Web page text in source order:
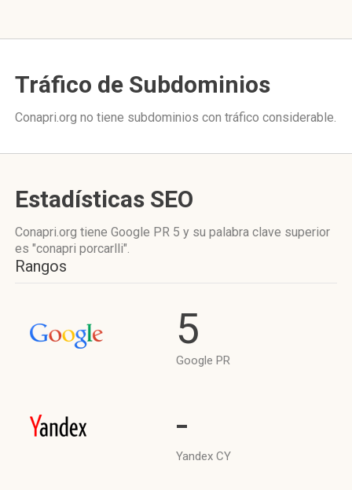
Tráfico de Subdominios
Conapri.org no tiene subdominios con tráfico considerable.
Estadísticas SEO
Conapri.org tiene Google PR 5 y su palabra clave superior
es "conapri porcarlli".
Rangos
5
Google PR
-
Yandex CY